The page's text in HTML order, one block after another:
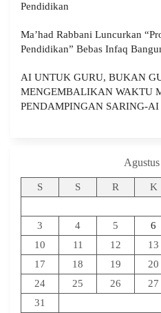
Pendidikan
Ma’had Rabbani Luncurkan
Pendidikan” Bebas Infaq
AI UNTUK GURU, BUKAN
MENGEMBALIKAN WAKTU
PENDAMPINGAN SARING-AI
S S R K
3
4 5 6
10
11 12 13
17
18 19 20
24
25 26 27
31